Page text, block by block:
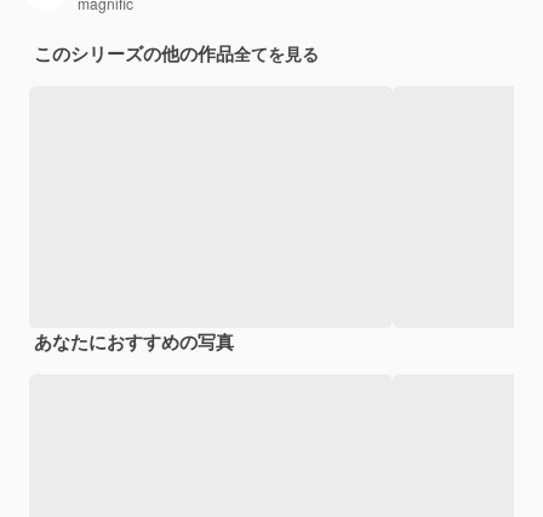
このシリーズの他の作品全てを見る
あなたにおすすめの写真